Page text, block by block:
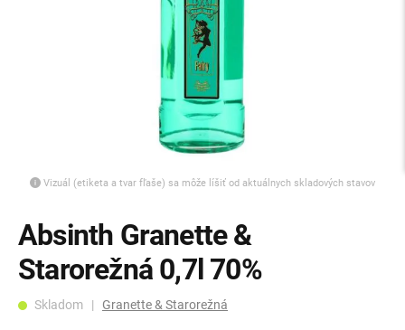
Vizuál (etiketa a tvar fľaše) sa môže líšiť od aktuálnych skladových stavov
Absinth Granette &
Starorežná 0,7l 70%
Skladom | Granette & Starorežná